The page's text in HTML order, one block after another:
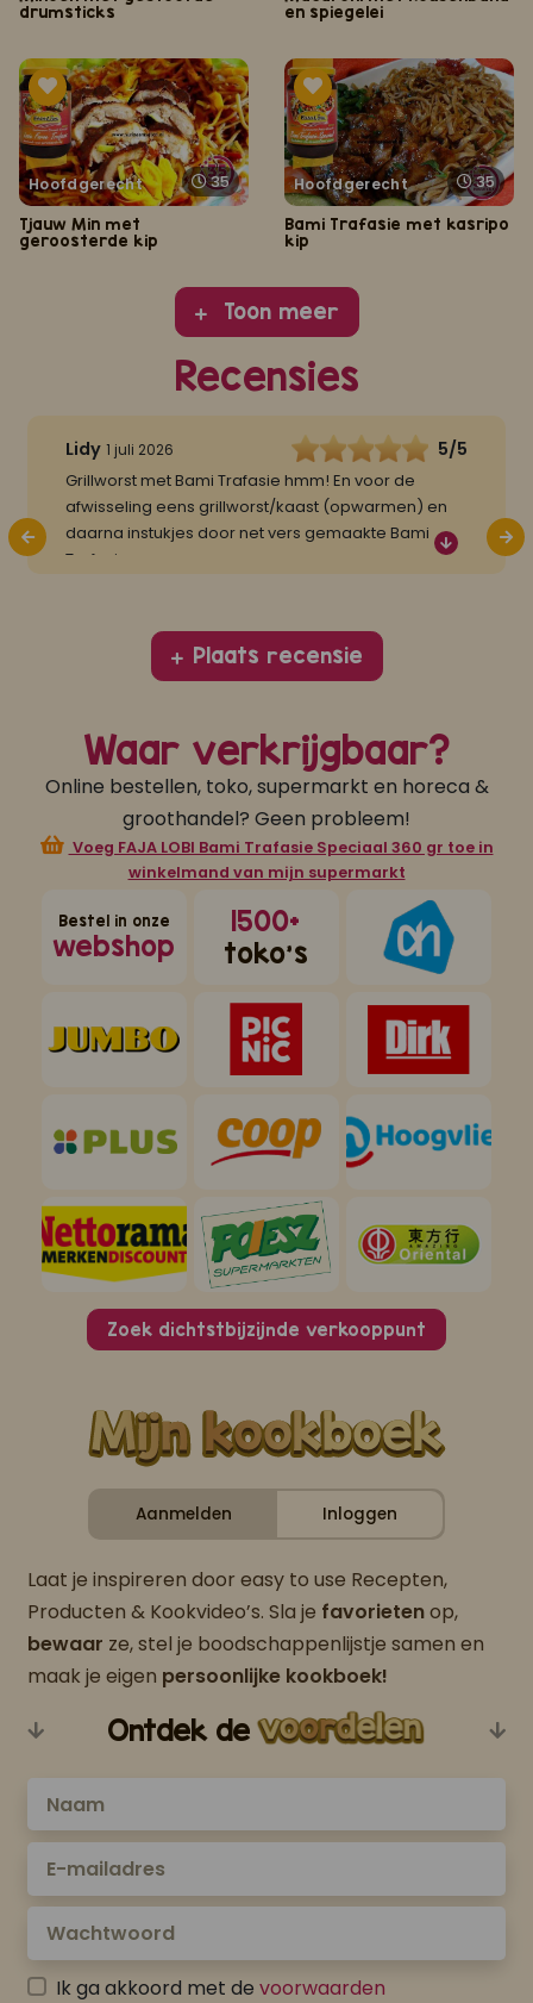
drumsticks
en spiegelei
Hoofdgerecht 35
Tjauw Min met
geroosterde kip
Hoofdgerecht 35
Bami Trafasie met kasripo
kip
Toon meer
Recensies
Lidy 1 juli 2026 5/5
Grillworst met Bami Trafasie hmm! En voor de
afwisseling eens grillworst/kaast (opwarmen) en
daarna instukjes door net vers gemaakte Bami
Trafasie
Plaats recensie
Waar verkrijgbaar?
Online bestellen, toko, supermarkt en horeca &
groothandel? Geen probleem!
Voeg FAJA LOBI Bami Trafasie Speciaal 360 gr toe in
winkelmand van mijn supermarkt
Bestel in onze
webshop
1500+
toko's
Zoek dichtstbijzijnde verkooppunt
Aanmelden Inloggen
Laat je inspireren door easy to use Recepten,
Producten & Kookvideo’s. Sla je favorietenop,
bewaar ze, stel je boodschappenlijstje samen en
maak je eigen persoonlijke kookboek!
Ontdek de
Ik ga akkoord met de voorwaarden